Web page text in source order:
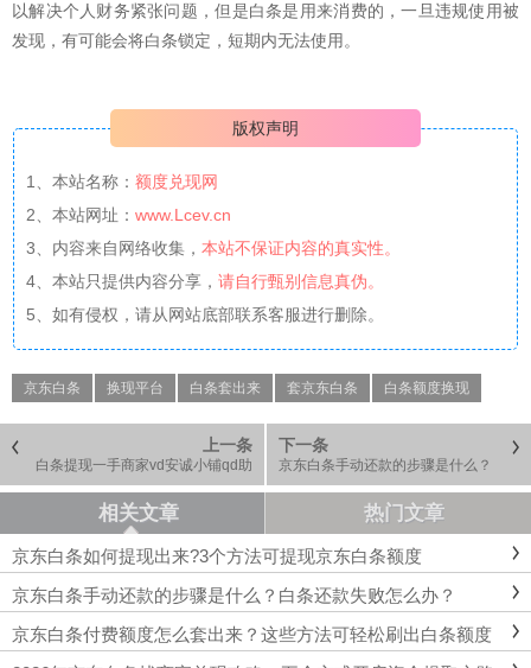
以解决个人财务紧张问题，但是白条是用来消费的，一旦违规使用被
发现，有可能会将白条锁定，短期内无法使用。
版权声明
1、本站名称：额度兑现网
2、本站网址：www.Lcev.cn
3、内容来自网络收集，本站不保证内容的真实性。
4、本站只提供内容分享，请自行甄别信息真伪。
5、如有侵权，请从网站底部联系客服进行删除。
京东白条 换现平台 白条套出来 套京东白条 白条额度换现
上一条
白条提现一手商家vd安诚小铺qd助
富掌柜
下一条
京东白条手动还款的步骤是什么？
白条还款失败怎么办？
相关文章 热门文章
京东白条如何提现出来?3个方法可提现京东白条额度
京东白条手动还款的步骤是什么？白条还款失败怎么办？
京东白条付费额度怎么套出来？这些方法可轻松刷出白条额度